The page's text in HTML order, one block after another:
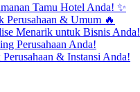
Tamu Hotel Anda! ✨
& Umum 🔥
Menarik untuk Bisnis Anda!
Perusahaan Anda!
& Instansi Anda!